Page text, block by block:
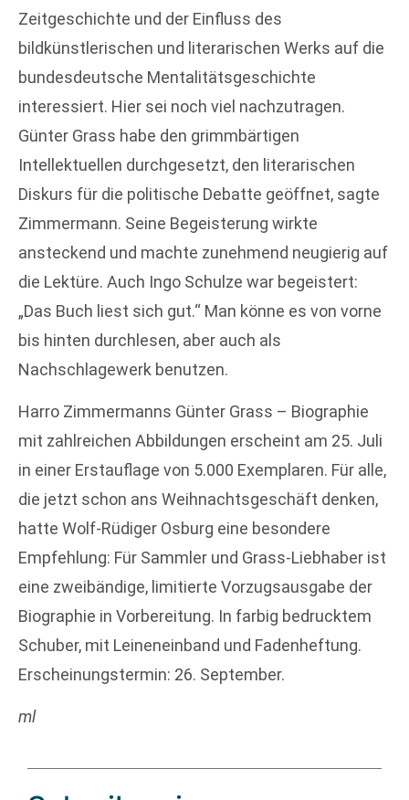
Zeitgeschichte und der Einfluss des
bildkünstlerischen und literarischen Werks auf die
bundesdeutsche Mentalitätsgeschichte
interessiert. Hier sei noch viel nachzutragen.
Günter Grass habe den grimmbärtigen
Intellektuellen durchgesetzt, den literarischen
Diskurs für die politische Debatte geöffnet, sagte
Zimmermann. Seine Begeisterung wirkte
ansteckend und machte zunehmend neugierig auf
die Lektüre. Auch Ingo Schulze war begeistert:
„Das Buch liest sich gut.“ Man könne es von vorne
bis hinten durchlesen, aber auch als
Nachschlagewerk benutzen.
Harro Zimmermanns Günter Grass – Biographie
mit zahlreichen Abbildungen erscheint am 25. Juli
in einer Erstauflage von 5.000 Exemplaren. Für alle,
die jetzt schon ans Weihnachtsgeschäft denken,
hatte Wolf-Rüdiger Osburg eine besondere
Empfehlung: Für Sammler und Grass-Liebhaber ist
eine zweibändige, limitierte Vorzugsausgabe der
Biographie in Vorbereitung. In farbig bedrucktem
Schuber, mit Leineneinband und Fadenheftung.
Erscheinungstermin: 26. September.
ml